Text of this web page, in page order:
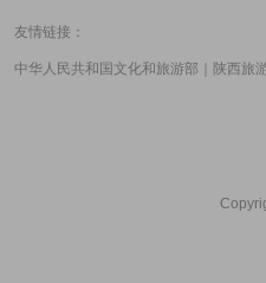
友情链接：
中华人民共和国文化和旅游部 陕西旅